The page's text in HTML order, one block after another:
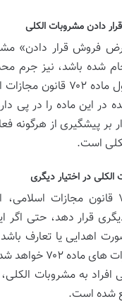
دادن مشروبات الکلی
فروش قرار دادن»
شده باشد، نیز
اقدام نیز تحت شمول ماده
در این ماده را در پی
بر پیشگیری از هرگونه
است.
در اختیار دیگری
بر اساس ماده ۷۰۲ قانون مجازات
قرار دهد، حتی اگر
اهدایی یا تعارف
شده و مشمول
به مشروبات
شده است.